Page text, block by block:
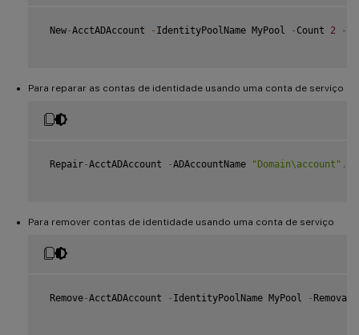
New-AcctADAccount - IdentityPoolName MyPool - Count 2 -
Para reparar as contas de identidade usando uma conta de serviço
Repair-AcctADAccount -ADAccountName "Domain\account" ,
Para remover contas de identidade usando uma conta de serviço
Remove-AcctADAccount - IdentityPoolName MyPool -